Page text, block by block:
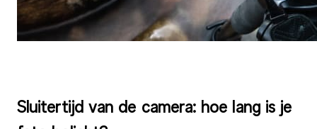
Sluitertijd van de camera: hoe lang is je